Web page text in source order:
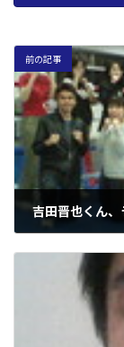
前の記事
吉田晋也くん